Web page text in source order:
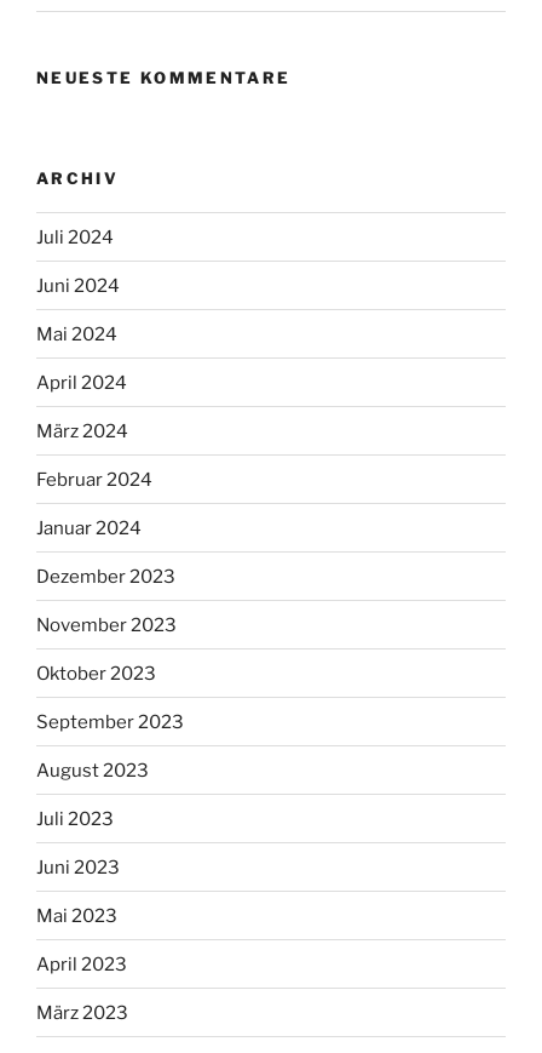
NEUESTE KOMMENTARE
ARCHIV
Juli 2024
Juni 2024
Mai 2024
April 2024
März 2024
Februar 2024
Januar 2024
Dezember 2023
November 2023
Oktober 2023
September 2023
August 2023
Juli 2023
Juni 2023
Mai 2023
April 2023
März 2023